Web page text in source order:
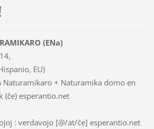
(ENa)
EU)
Naturamikaro + Naturamika domo en
(ĉe) esperantio.net
: verdavojo [@/at/ĉe] esperantio.net